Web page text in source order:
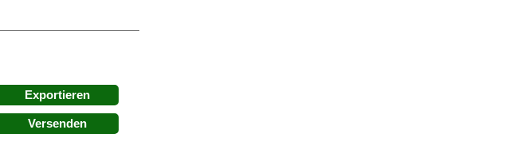
Exportieren
Versenden